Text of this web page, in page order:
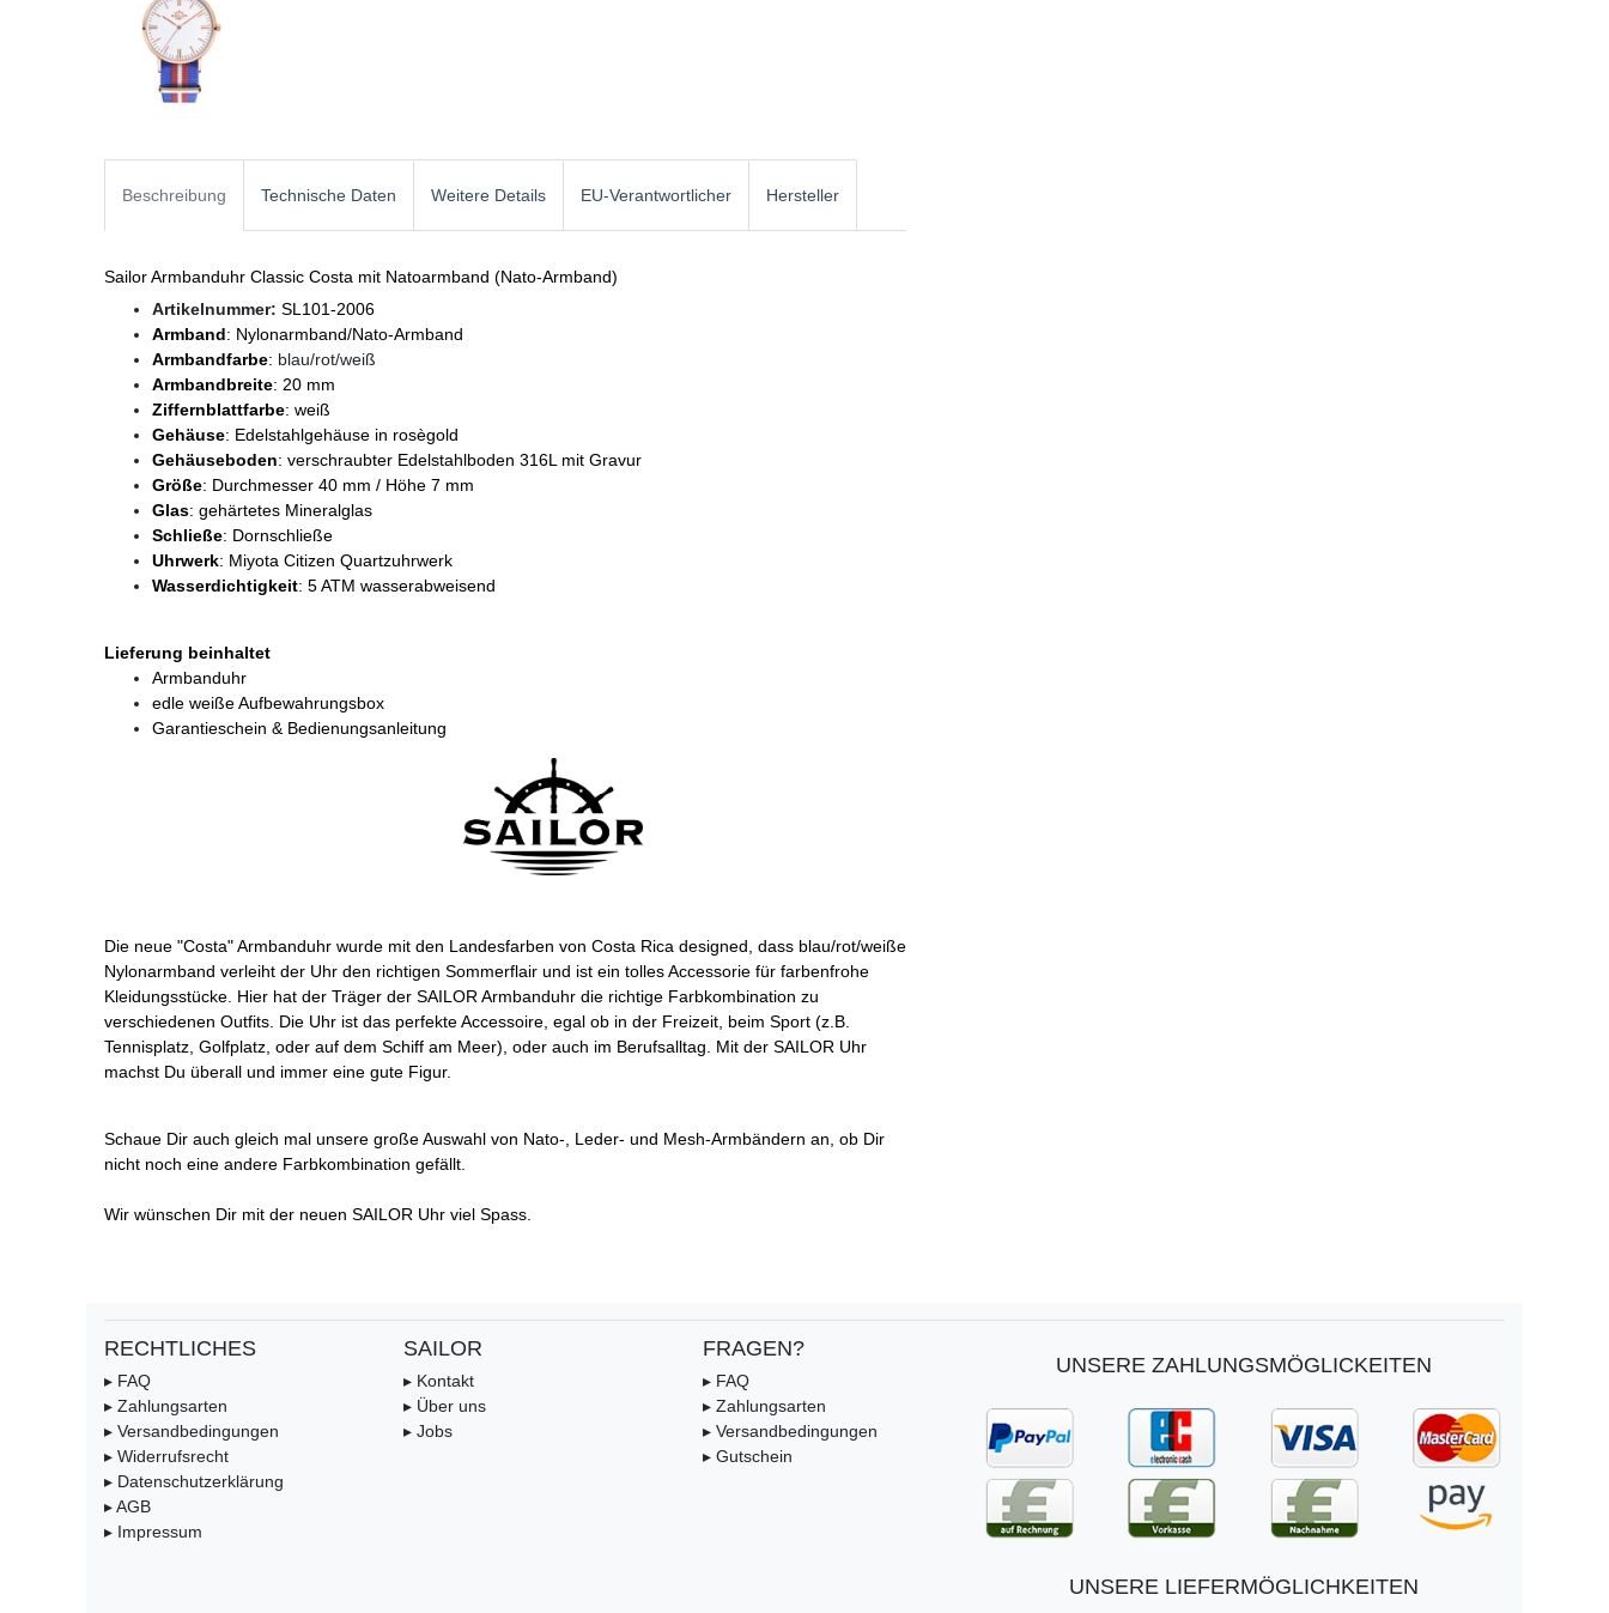
Beschreibung Technische Daten Weitere Details EU-Verantwortlicher Hersteller
Sailor Armbanduhr Classic Costa mit Natoarmband (Nato-Armband)
Artikelnummer: SL101-2006
Armband: Nylonarmband/Nato-Armband
Armbandfarbe: blau/rot/weiß
Armbandbreite: 20 mm
Ziffernblattfarbe: weiß
Gehäuse: Edelstahlgehäuse in rosègold
Gehäuseboden: verschraubter Edelstahlboden 316L mit Gravur
Größe: Durchmesser 40 mm / Höhe 7 mm
Glas: gehärtetes Mineralglas
Schließe: Dornschließe
Uhrwerk: Miyota Citizen Quartzuhrwerk
Wasserdichtigkeit: 5 ATM wasserabweisend
Lieferung beinhaltet
Armbanduhr
edle weiße Aufbewahrungsbox
Garantieschein & Bedienungsanleitung
Die neue "Costa" Armbanduhr wurde mit den Landesfarben von Costa Rica designed, dass blau/rot/weiße
Nylonarmband verleiht der Uhr den richtigen Sommerflair und ist ein tolles Accessorie für farbenfrohe
Kleidungsstücke. Hier hat der Träger der SAILOR Armbanduhr die richtige Farbkombination zu
verschiedenen Outfits. Die Uhr ist das perfekte Accessoire, egal ob in der Freizeit, beim Sport (z.B.
Tennisplatz, Golfplatz, oder auf dem Schiff am Meer), oder auch im Berufsalltag. Mit der SAILOR Uhr
machst Du überall und immer eine gute Figur.
Schaue Dir auch gleich mal unsere große Auswahl von Nato-, Leder- und Mesh-Armbändern an, ob Dir
nicht noch eine andere Farbkombination gefällt.
Wir wünschen Dir mit der neuen SAILOR Uhr viel Spass.
RECHTLICHES
▸ FAQ
▸ Zahlungsarten
▸ Versandbedingungen
▸ Widerrufsrecht
▸ Datenschutzerklärung
▸ AGB
▸ Impressum
SAILOR
▸ Kontakt
▸ Über uns
▸ Jobs
FRAGEN?
▸ FAQ
▸ Zahlungsarten
▸ Versandbedingungen
▸ Gutschein
UNSERE ZAHLUNGSMÖGLICKEITEN
UNSERE LIEFERMÖGLICHKEITEN